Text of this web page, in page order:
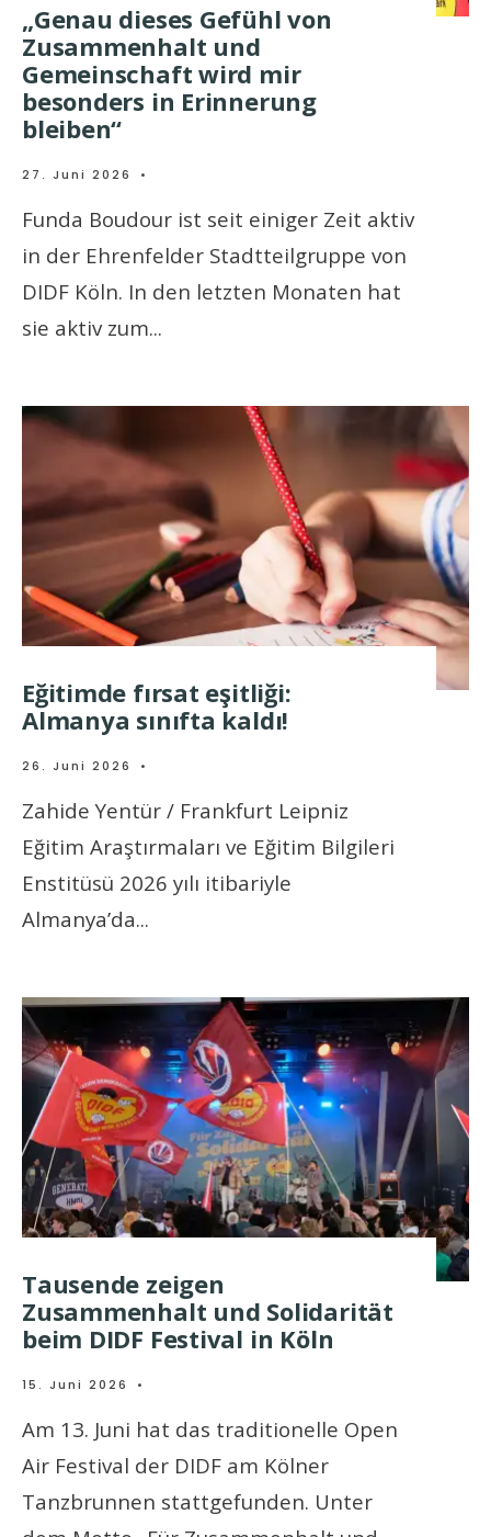
„Genau dieses Gefühl von
Zusammenhalt und
Gemeinschaft wird mir
besonders in Erinnerung
bleiben“
27. Juni 2026 •
Funda Boudour ist seit einiger Zeit aktiv
in der Ehrenfelder Stadtteilgruppe von
DIDF Köln. In den letzten Monaten hat
sie aktiv zum...
Eğitimde fırsat eşitliği:
Almanya sınıfta kaldı!
26. Juni 2026 •
Zahide Yentür / Frankfurt Leipniz
Eğitim Araştırmaları ve Eğitim Bilgileri
Enstitüsü 2026 yılı itibariyle
Almanya’da...
Tausende zeigen
Zusammenhalt und Solidarität
beim DIDF Festival in Köln
15. Juni 2026 •
Am 13. Juni hat das traditionelle Open
Air Festival der DIDF am Kölner
Tanzbrunnen stattgefunden. Unter